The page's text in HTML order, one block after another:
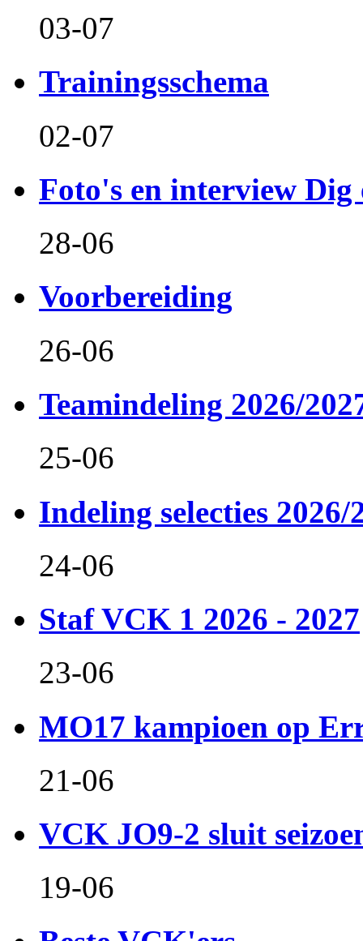
03-07
Trainingsschema
02-07
Foto's en interview Dig
28-06
Voorbereiding
26-06
Teamindeling 2026/
25-06
Indeling selecties 2026/
24-06
Staf VCK 1 2026 - 2027
23-06
MO17 kampioen op
21-06
VCK JO9-2 sluit
19-06